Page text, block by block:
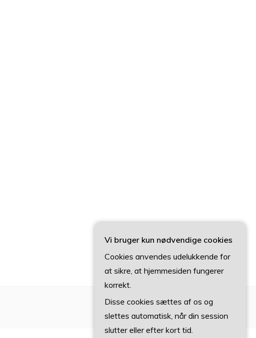
Vi bruger kun nødvendige cookies
Cookies anvendes udelukkende for
at sikre, at hjemmesiden fungerer
korrekt.
Disse cookies sættes af os og
slettes automatisk, når din session
slutter eller efter kort tid.